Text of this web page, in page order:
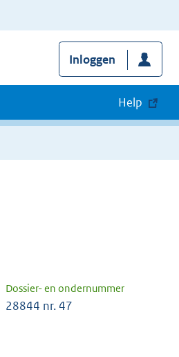
Inloggen
Help
Dossier- en ondernummer
28844 nr. 47